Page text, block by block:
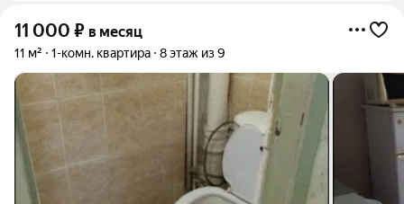
11 000 ₽ в месяц
11 м² 1-комн. квартира 8 этаж из 9